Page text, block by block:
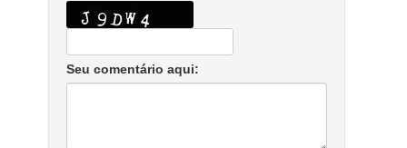
Seu comentário aqui: